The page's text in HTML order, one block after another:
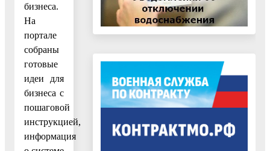
бизнеса.
На
портале
собраны
готовые
идеи для
бизнеса с
пошаговой
инструкцией,
информация